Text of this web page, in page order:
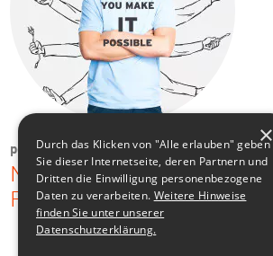
pcvisit
Neupositionierung:
Fernwartungssoftware
×
Durch das Klicken von "Alle erlauben" geben
Sie dieser Internetseite, deren Partnern und
Dritten die Einwilligung personenbezogene
Daten zu verarbeiten. Weitere Hinweise
finden Sie unter unserer
Datenschutzerklärung.